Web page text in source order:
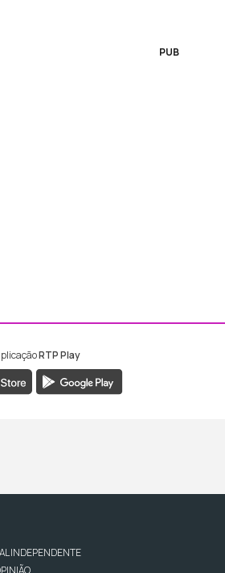
PUB
Madeira
RTP Play
INDEPENDENTE